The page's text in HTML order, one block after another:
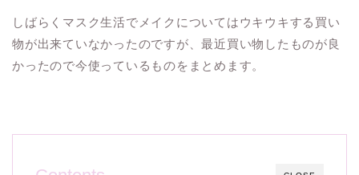
しばらくマスク生活でメイクについてはウキウキする買い
物が出来ていなかったのですが、最近買い物したものが良
かったので今使っているものをまとめます。